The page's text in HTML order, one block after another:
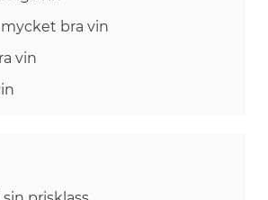
mycket bra vin
vin